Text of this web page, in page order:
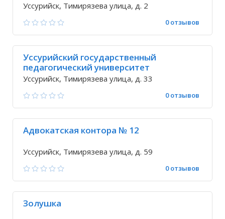
Уссурийск, Тимирязева улица, д. 2
0 отзывов
Уссурийский государственный
педагогический университет
Уссурийск, Тимирязева улица, д. 33
0 отзывов
Адвокатская контора № 12
Уссурийск, Тимирязева улица, д. 59
0 отзывов
Золушка